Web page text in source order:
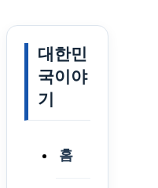
대한민
국이야
기
홈